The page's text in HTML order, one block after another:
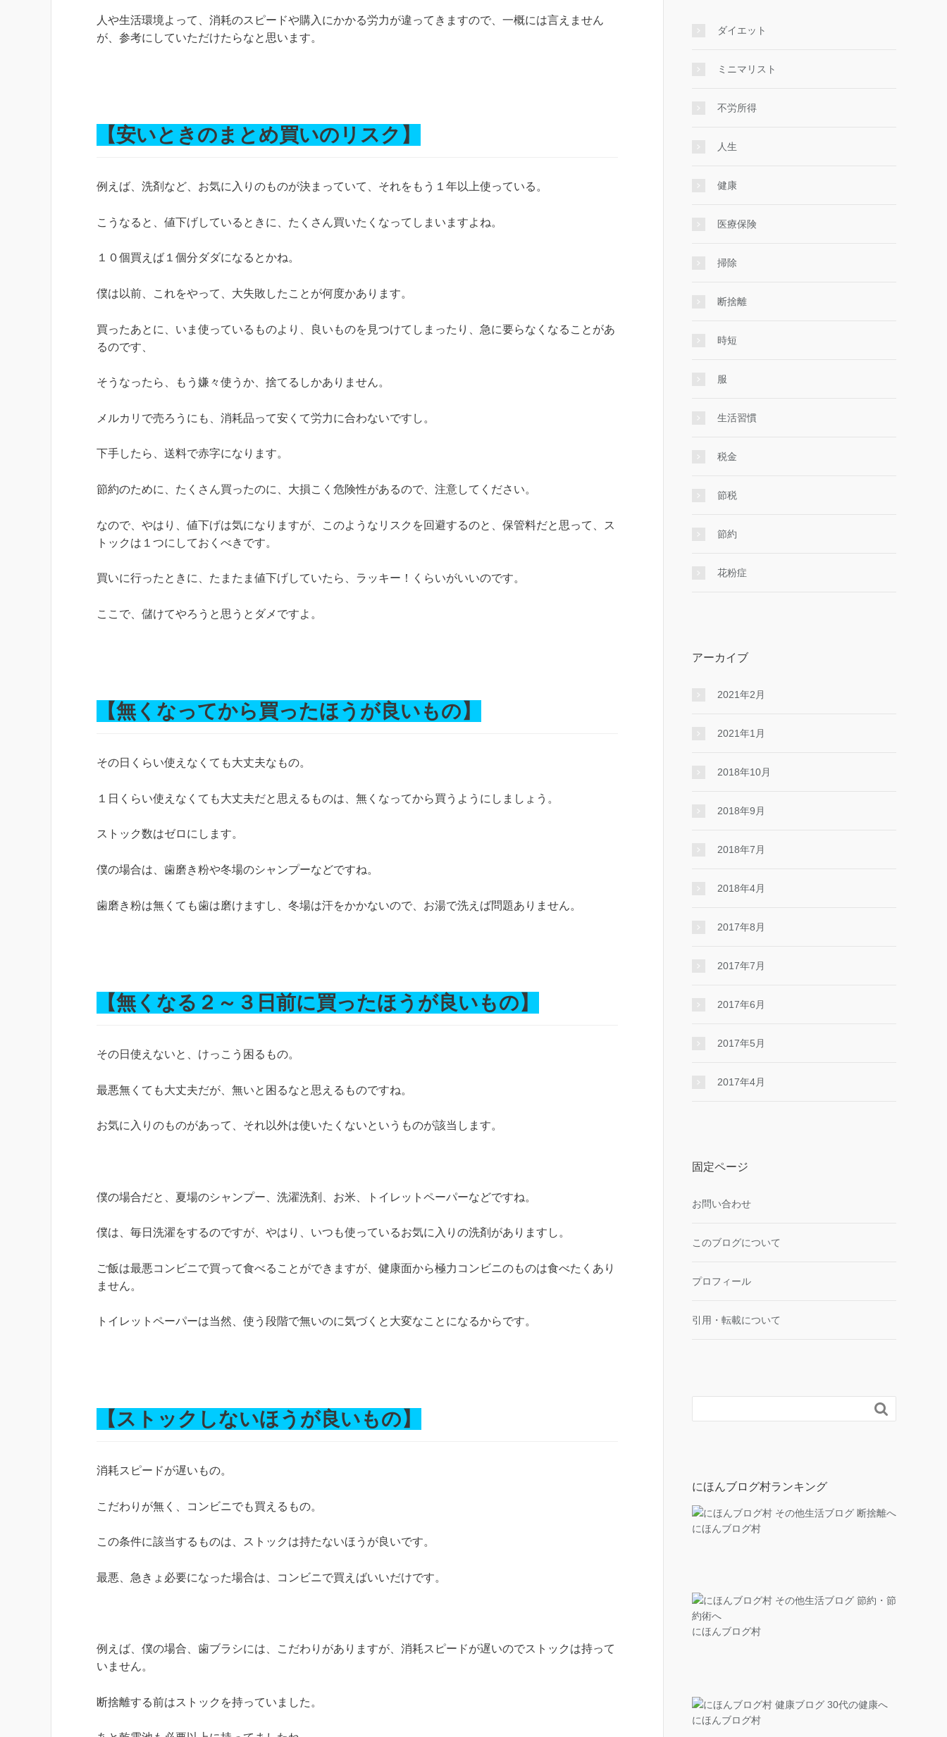
人や生活環境よって、消耗のスピードや購入にかかる労力が違ってきますので、一概には言えません
が、参考にしていただけたらなと思います。
【安いときのまとめ買いのリスク】
例えば、洗剤など、お気に入りのものが決まっていて、それをもう１年以上使っている。
こうなると、値下げしているときに、たくさん買いたくなってしまいますよね。
１０個買えば１個分ダダになるとかね。
僕は以前、これをやって、大失敗したことが何度かあります。
買ったあとに、いま使っているものより、良いものを見つけてしまったり、急に要らなくなることがあ
るのです、
そうなったら、もう嫌々使うか、捨てるしかありません。
メルカリで売ろうにも、消耗品って安くて労力に合わないですし。
下手したら、送料で赤字になります。
節約のために、たくさん買ったのに、大損こく危険性があるので、注意してください。
なので、やはり、値下げは気になりますが、このようなリスクを回避するのと、保管料だと思って、ス
トックは１つにしておくべきです。
買いに行ったときに、たまたま値下げしていたら、ラッキー！くらいがいいのです。
ここで、儲けてやろうと思うとダメですよ。
【無くなってから買ったほうが良いもの】
その日くらい使えなくても大丈夫なもの。
１日くらい使えなくても大丈夫だと思えるものは、無くなってから買うようにしましょう。
ストック数はゼロにします。
僕の場合は、歯磨き粉や冬場のシャンプーなどですね。
歯磨き粉は無くても歯は磨けますし、冬場は汗をかかないので、お湯で洗えば問題ありません。
【無くなる２～３日前に買ったほうが良いもの】
その日使えないと、けっこう困るもの。
最悪無くても大丈夫だが、無いと困るなと思えるものですね。
お気に入りのものがあって、それ以外は使いたくないというものが該当します。
僕の場合だと、夏場のシャンプー、洗濯洗剤、お米、トイレットペーパーなどですね。
僕は、毎日洗濯をするのですが、やはり、いつも使っているお気に入りの洗剤がありますし。
ご飯は最悪コンビニで買って食べることができますが、健康面から極力コンビニのものは食べたくあり
ません。
トイレットペーパーは当然、使う段階で無いのに気づくと大変なことになるからです。
【ストックしないほうが良いもの】
消耗スピードが遅いもの。
こだわりが無く、コンビニでも買えるもの。
この条件に該当するものは、ストックは持たないほうが良いです。
最悪、急きょ必要になった場合は、コンビニで買えばいいだけです。
例えば、僕の場合、歯ブラシには、こだわりがありますが、消耗スピードが遅いのでストックは持って
いません。
断捨離する前はストックを持っていました。
ダイエット
ミニマリスト
不労所得
人生
健康
医療保険
掃除
断捨離
時短
服
生活習慣
税金
節税
節約
花粉症
アーカイブ
2021年2月
2021年1月
2018年10月
2018年9月
2018年7月
2018年4月
2017年8月
2017年7月
2017年6月
2017年5月
2017年4月
固定ページ
お問い合わせ
このブログについて
プロフィール
引用・転載について

にほんブログ村ランキング
にほんブログ村
にほんブログ村
にほんブログ村